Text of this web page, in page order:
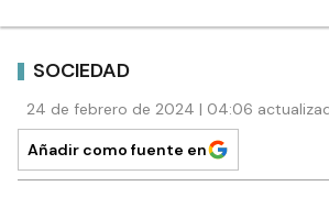
SOCIEDAD
24 de febrero de 2024 | 04:06
Añadir como fuente en